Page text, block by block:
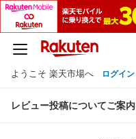
ようこそ 楽天市場へ ログイン
レビュー投稿についてご案内